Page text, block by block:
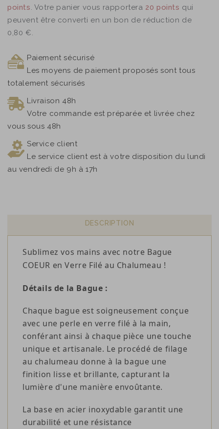
points. Votre panier vous rapportera 20 points qui
peuvent être converti en un bon de réduction de
0,80 €.
Paiement sécurisé
Les moyens de paiement proposés sont tous
totalement sécurisés
Livraison 48h
Votre commande est préparée et livrée chez
vous sous 48h
Service client
Le service client est à votre disposition du lundi
au vendredi de 9h à 17h
DESCRIPTION
Sublimez vos mains avec notre Bague
COEUR en Verre Filé au Chalumeau !
Détails de la Bague :
Chaque bague est soigneusement conçue
avec une perle en verre filé à la main,
conférant ainsi à chaque pièce une touche
unique et artisanale. Le procédé de filage
au chalumeau donne à la bague une
finition lisse et brillante, capturant la
lumière d'une manière envoûtante.
La base en acier inoxydable garantit une
durabilité et une résistance